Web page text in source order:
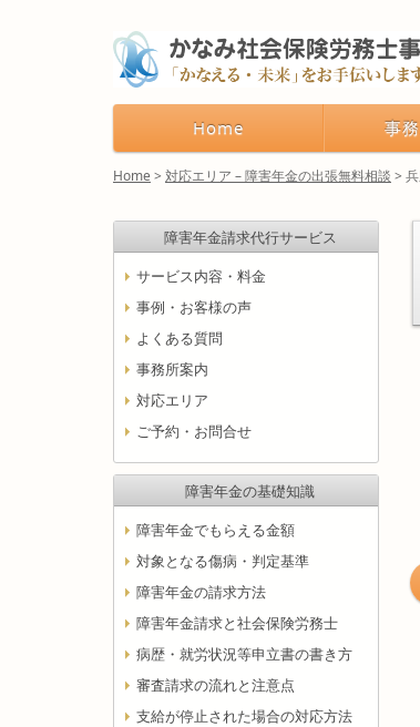
Home 事
Home > 対応エリア – 障害年金の出張無料相談 >
障害年金請求代行サービス
サービス内容・料金
事例・お客様の声
よくある質問
事務所案内
対応エリア
ご予約・お問合せ
障害年金の基礎知識
障害年金でもらえる金額
対象となる傷病・判定基準
障害年金の請求方法
障害年金請求と社会保険労務士
病歴・就労状況等申立書の書き方
審査請求の流れと注意点
支給が停止された場合の対応方法